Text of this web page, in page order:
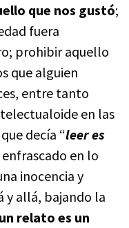
que nos gustó;
fuera
prohibir aquello
que alguien
entre tanto
en las
decía “leer es
en lo
inocencia y
y allá, bajando la
relato es un